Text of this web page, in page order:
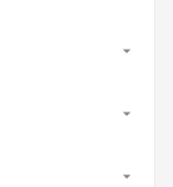


